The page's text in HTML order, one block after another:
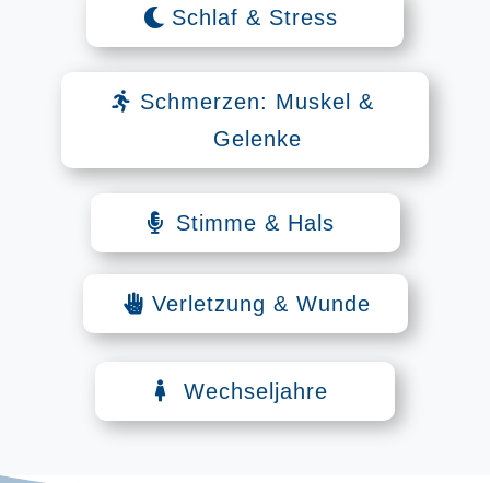
Schlaf & Stress
Schmerzen: Muskel &
Gelenke
Stimme & Hals
Verletzung & Wunde
Wechseljahre